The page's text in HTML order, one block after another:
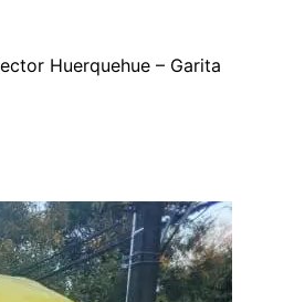
Huerquehue – Garita